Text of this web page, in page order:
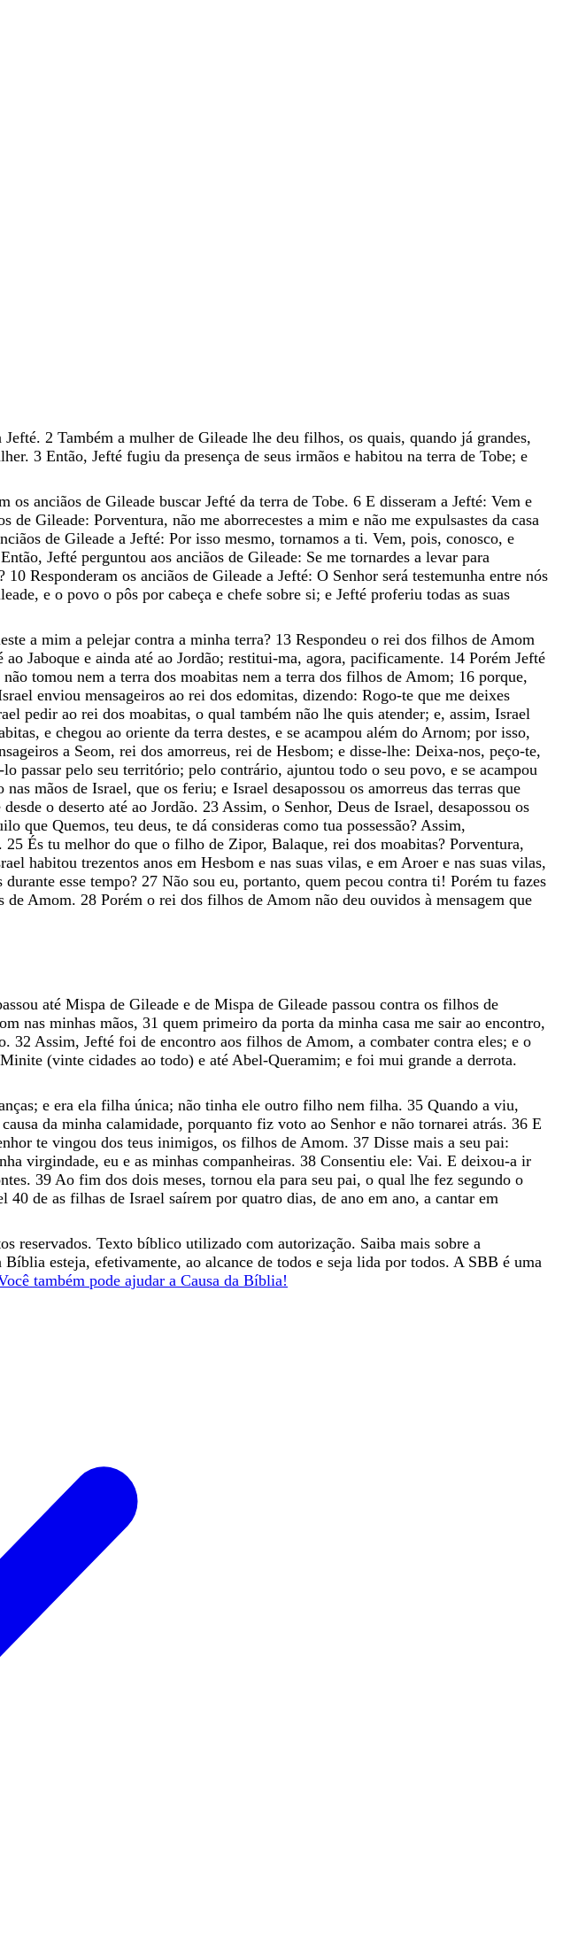
Jefté. 2 Também a mulher de Gileade lhe deu filhos, os quais, quando já grandes,
. 3 Então, Jefté fugiu da presença de seus irmãos e habitou na terra de Tobe; e
os anciãos de Gileade buscar Jefté da terra de Tobe. 6 E disseram a Jefté: Vem e
de Gileade: Porventura, não me aborrecestes a mim e não me expulsastes da casa
de Gileade a Jefté: Por isso mesmo, tornamos a ti. Vem, pois, conosco, e
Então, Jefté perguntou aos anciãos de Gileade: Se me tornardes a levar para
? 10 Responderam os anciãos de Gileade a Jefté: O Senhor será testemunha entre nós
, e o povo o pôs por cabeça e chefe sobre si; e Jefté proferiu todas as suas
a mim a pelejar contra a minha terra? 13 Respondeu o rei dos filhos de Amom
ao Jaboque e ainda até ao Jordão; restitui-ma, agora, pacificamente. 14 Porém Jefté
não tomou nem a terra dos moabitas nem a terra dos filhos de Amom; 16 porque,
enviou mensageiros ao rei dos edomitas, dizendo: Rogo-te que me deixes
pedir ao rei dos moabitas, o qual também não lhe quis atender; e, assim, Israel
, e chegou ao oriente da terra destes, e se acampou além do Arnom; por isso,
a Seom, rei dos amorreus, rei de Hesbom; e disse-lhe: Deixa-nos, peço-te,
lo passar pelo seu território; pelo contrário, ajuntou todo o seu povo, e se acampou
nas mãos de Israel, que os feriu; e Israel desapossou os amorreus das terras que
desde o deserto até ao Jordão. 23 Assim, o Senhor, Deus de Israel, desapossou os
que Quemos, teu deus, te dá consideras como tua possessão? Assim,
. 25 És tu melhor do que o filho de Zipor, Balaque, rei dos moabitas? Porventura,
habitou trezentos anos em Hesbom e nas suas vilas, e em Aroer e nas suas vilas,
durante esse tempo? 27 Não sou eu, portanto, quem pecou contra ti! Porém tu fazes
de Amom. 28 Porém o rei dos filhos de Amom não deu ouvidos à mensagem que
até Mispa de Gileade e de Mispa de Gileade passou contra os filhos de
nas minhas mãos, 31 quem primeiro da porta da minha casa me sair ao encontro,
. 32 Assim, Jefté foi de encontro aos filhos de Amom, a combater contra eles; e o
Minite (vinte cidades ao todo) e até Abel-Queramim; e foi mui grande a derrota.
; e era ela filha única; não tinha ele outro filho nem filha. 35 Quando a viu,
causa da minha calamidade, porquanto fiz voto ao Senhor e não tornarei atrás. 36 E
te vingou dos teus inimigos, os filhos de Amom. 37 Disse mais a seu pai:
virgindade, eu e as minhas companheiras. 38 Consentiu ele: Vai. E deixou-a ir
. 39 Ao fim dos dois meses, tornou ela para seu pai, o qual lhe fez segundo o
40 de as filhas de Israel saírem por quatro dias, de ano em ano, a cantar em
reservados. Texto bíblico utilizado com autorização. Saiba mais sobre a
esteja, efetivamente, ao alcance de todos e seja lida por todos. A SBB é uma
também pode ajudar a Causa da Bíblia!